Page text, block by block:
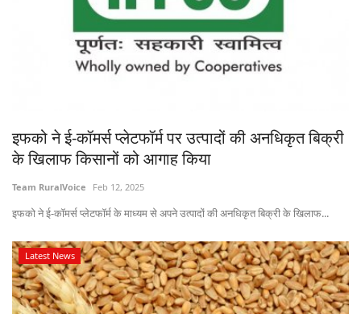
Rural Dialogue
Ground Report
Gallery
National
Latest News
Agriculture Conclave and NACOF
Awards 2022
Agri Start-Ups
इफको ने ई-कॉमर्स प्लेटफॉर्म पर उत्पादों की अनधिकृत बिक्री
के खिलाफ किसानों को आगाह किया
Team RuralVoice Feb 12, 2025
इफको ने ई-कॉमर्स प्लेटफॉर्म के माध्यम से अपने उत्पादों की अनधिकृत बिक्री के खिलाफ...
Latest News